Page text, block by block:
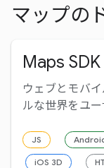
マップの
Maps SDK
ウェブとモバ
ルな世界をユー
JS
iOS 3D